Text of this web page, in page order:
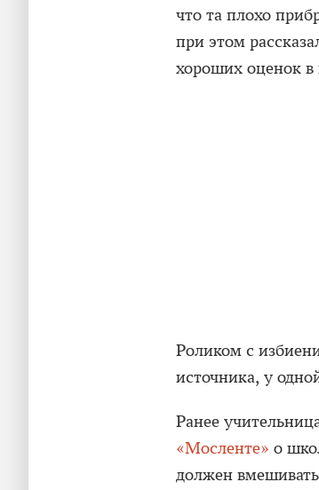
что та плохо
при этом
хороших оценок в
Роликом с
источника, у
Ранее
«Мосленте» о
должен